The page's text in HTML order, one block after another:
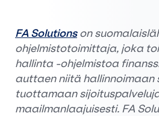
FA Solutionson
ohjelmistotoimittaja, joka
hallinta -ohjelmistoa
auttaen niitä hallinnoimaan
tuottamaan
maailmanlaajuisesti. FA